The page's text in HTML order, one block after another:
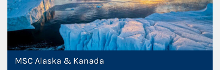
MSC Alaska & Kanada